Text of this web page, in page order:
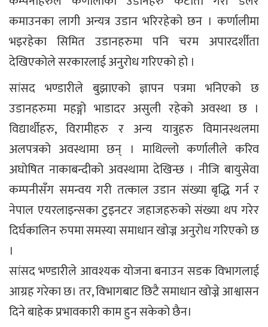
कमाउनका लागी अन्यत्र उडान भरिरहेको छन । कर्णालीमा
भइरहेका सिमित उडानहरुमा पनि चरम अपारदर्शीता
देखिएकोले सरकारलाई अनुरोध गरिएको हो ।
सांसद भण्डारीले बुझाएको ज्ञापन पत्रमा भनिएको छ
उडानहरुमा महङ्गो भाडादर असुली रहेको अवस्था छ ।
विद्यार्थीहरु, विरामीहरु र अन्य यात्रुहरु विमानस्थलमा
अलपत्रको अवस्थामा छन् । माथिल्लो कर्णालीले करिव
अघोषित नाकाबन्दीको अवस्थामा देखिन्छ । नीजि बायुसेवा
कम्पनीसँग समन्वय गरी तत्काल उडान संख्या बृद्धि गर्न र
नेपाल एयरलाइन्सका टुइनटर जहाजहरुको संख्या थप गरेर
दिर्घकालिन रुपमा समस्या समाधान खोज्न अनुरोध गरिएको छ
।
सांसद भण्डारीले आवश्यक योजना बनाउन सडक विभागलाई
आग्रह गरेका छ। तर, विभागबाट छिटै समाधान खोज्ने आश्वासन
दिने बाहेक प्रभावकारी काम हुन सकेको छैन।